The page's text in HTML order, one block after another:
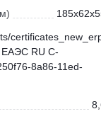
ЕАЭС RU С-
8a86-11ed-